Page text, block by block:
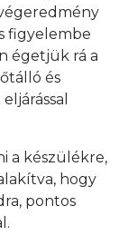
figyelembe
égetjük rá a
és
a készülékre,
hogy
pontos